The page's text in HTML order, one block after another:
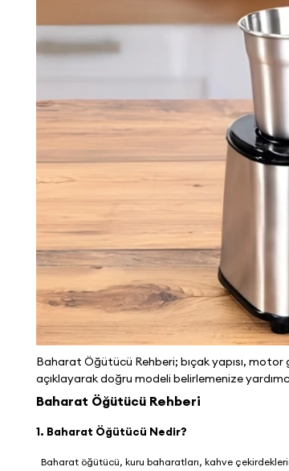
Baharat Öğütücü Rehberi; bıçak yapısı,
açıklayarak doğru modeli belirlemenize
Baharat Öğütücü Rehberi
1. Baharat Öğütücü Nedir?
Baharat öğütücü, kuru baharatları, kahve